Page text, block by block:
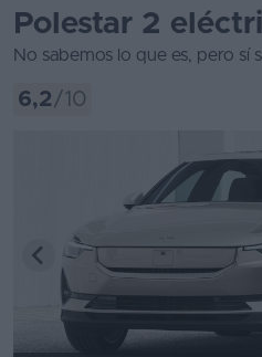
Segunda
mano
Eléctricos
Asistente
opiniones
Polestar 2
No sabemos lo que es, pero sí
6,2 /10